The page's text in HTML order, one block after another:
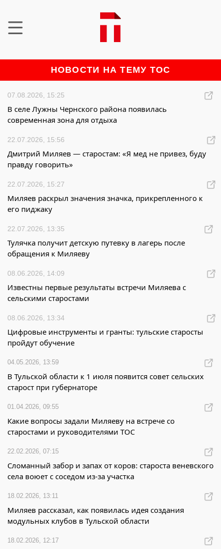
НОВОСТИ НА ТЕМУ ТОС
07.08.2026, 15:25
В селе Лужны Чернского района появилась
современная зона для отдыха
22.07.2026, 15:56
Дмитрий Миляев — старостам: «Я мед не привез, буду
правду говорить»
22.07.2026, 15:27
Миляев раскрыл значения значка, прикрепленного к
его пиджаку
22.07.2026, 13:35
Тулячка получит детскую путевку в лагерь после
обращения к Миляеву
08.06.2026, 14:09
Известны первые результаты встречи Миляева с
сельскими старостами
08.06.2026, 13:34
Цифровые инструменты и гранты: тульские старосты
пройдут обучение
04.05.2026, 13:59
В Тульской области к 1 июля появится совет сельских
старост при губернаторе
01.04.2026, 09:55
Какие вопросы задали Миляеву на встрече со
старостами и руководителями ТОС
22.02.2026, 07:15
Сломанный забор и запах от коров: староста веневского
села воюет с соседом из-за участка
18.02.2026, 13:11
Миляев рассказал, как появилась идея создания
модульных клубов в Тульской области
18.02.2026, 12:17